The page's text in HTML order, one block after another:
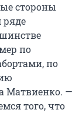
стороны
ряде
по
по
Матвиенко. —
того, что